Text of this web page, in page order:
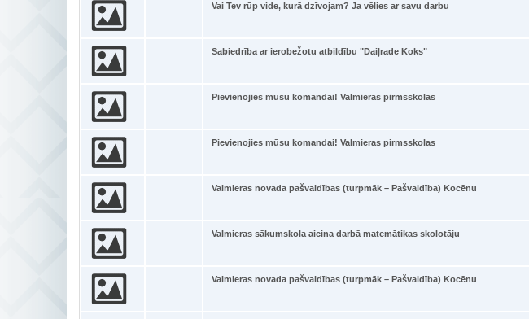
Vai Tev rūp vide, kurā dzīvojam? Ja vēlies ar savu darbu
Sabiedrība ar ierobežotu atbildību "Daiļrade Koks"
Pievienojies mūsu komandai! Valmieras pirmsskolas
Pievienojies mūsu komandai! Valmieras pirmsskolas
Valmieras novada pašvaldības (turpmāk – Pašvaldība) Kocēnu
Valmieras sākumskola aicina darbā matemātikas skolotāju
Valmieras novada pašvaldības (turpmāk – Pašvaldība) Kocēnu